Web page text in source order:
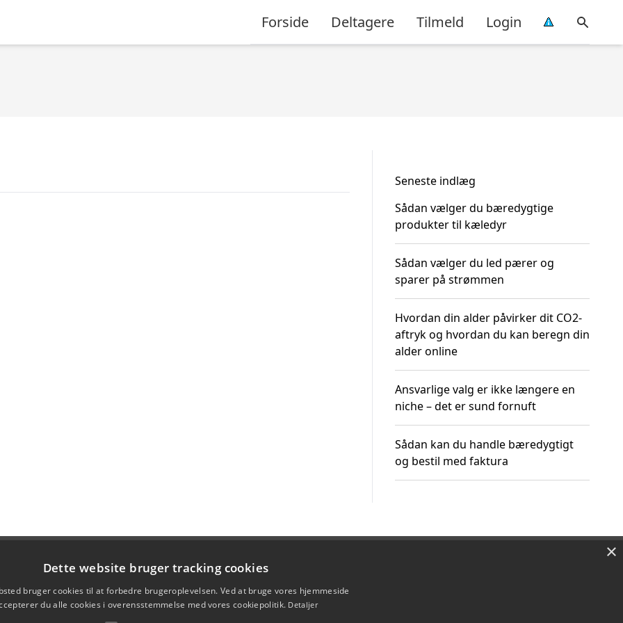
Forside Deltagere Tilmeld Login
Seneste indlæg
Sådan vælger du bæredygtige
produkter til kæledyr
Sådan vælger du led pærer og
sparer på strømmen
Hvordan din alder påvirker dit CO2-
aftryk og hvordan du kan beregn din
alder online
Ansvarlige valg er ikke længere en
niche – det er sund fornuft
Sådan kan du handle bæredygtigt
og bestil med faktura
×
Dette website bruger tracking cookies
bruger cookies til at forbedre brugeroplevelsen. Ved at bruge vores hjemmeside
du alle cookies i overensstemmelse med vores cookiepolitik. Detaljer